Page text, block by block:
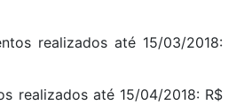
realizados até 15/03/2018:
realizados até 15/04/2018: R$